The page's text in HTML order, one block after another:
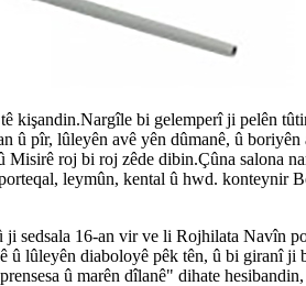
kişandin.Nargîle bi gelemperî ji pelên
û pîr, lûleyên avê yên dûmanê, û
roj bi roj zêde dibin.Çûna salona
leymûn, kental û hwd. konteynir
sedsala 16-an vir ve li Rojhilata Navîn
û lûleyên diaboloyê pêk tên, û bi
û marên dîlanê" dihate